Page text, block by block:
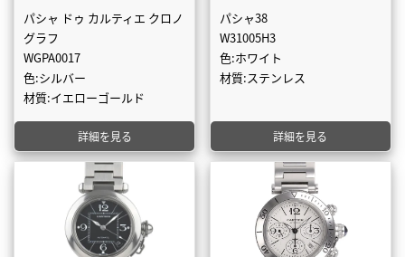
パシャ ドゥ カルティエ クロノ
グラフ
WGPA0017
色:シルバー
材質:イエローゴールド
詳細を見る
パシャ38
W31005H3
色:ホワイト
材質:ステンレス
詳細を見る